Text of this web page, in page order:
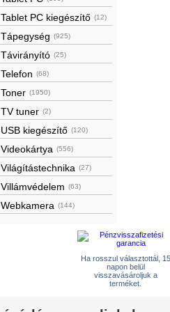
Tablet PC kiegészítő (12)
Tápegység (925)
Távirányító (25)
Telefon (68)
Toner (1950)
TV tuner (2)
USB kiegészítő (120)
Videokártya (556)
Világítástechnika (27)
Villámvédelem (63)
Webkamera (144)
Ha rosszul választottál, 15
napon belül
visszavásároljuk a
terméket.